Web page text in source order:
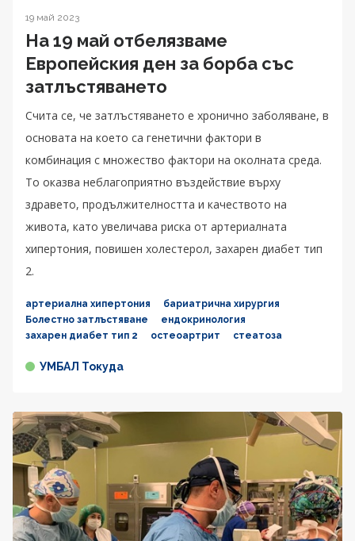
19 май 2023
На 19 май отбелязваме
Европейския ден за борба със
затлъстяването
Счита се, че затлъстяването е хронично заболяване, в
основата на което са генетични фактори в
комбинация с множество фактори на околната среда.
То оказва неблагоприятно въздействие върху
здравето, продължителността и качеството на
живота, като увеличава риска от артериалната
хипертония, повишен холестерол, захарен диабет тип
2.
артериална хипертония
бариатрична хирургия
Болестно затлъстяване
ендокринология
захарен диабет тип 2
остеоартрит стеатоза
УМБАЛ Токуда